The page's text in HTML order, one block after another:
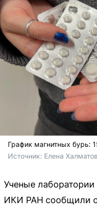
График магнитных бурь:
Источник: Елена
Ученые
ИКИ РАН сообщили